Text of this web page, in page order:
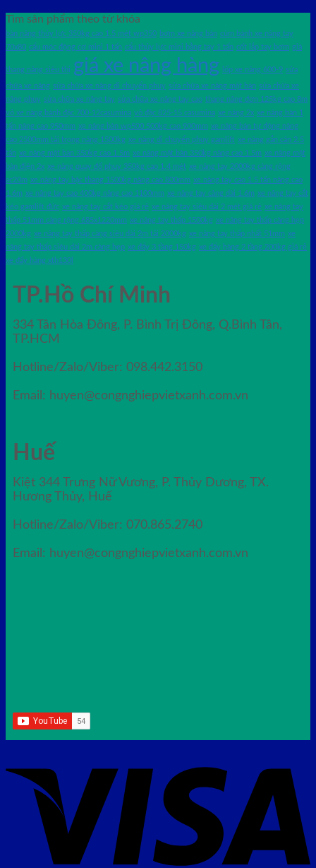
Tìm sản phẩm theo từ khóa
bàn nâng thủy lực 350kg cao 1.5 mét wp350 bơm xe nâng bàn cùm bánh xe nâng tay
70x80 cẩu móc động cơ mini 1 tấn cẩu thủy lực mini bằng tay 1 tấn cốt lắp tay bơm giá
thang nâng siêu thị giá xe nâng hàng lốp xe nâng 600-9 sửa
chữa xe nâng sửa chữa xe nâng di chuyển phuy sửa chữa xe nâng mặt bàn sửa chữa xe
nâng phuy sửa chữa xe nâng tay sửa chữa xe nâng tay cao thang nâng đơn 125kg cao 8m
vỏ xe nâng bánh đặc 700-12casumina vỏ đặc 825-15 casumina xe nâng 2x xe nâng bàn 1
tấn nâng cao 950mm xe nâng bàn wp500 500kg cao 900mm xe nâng bán tự động nâng
cao 2500mm tải trọng nâng 1500kg xe nâng di chuyển phuy gamlift xe nâng gắn cân 2.5
tấn xe nâng mặt bàn 350kg cao 1.5m xe nâng mặt bàn 350kg nâng cao 1.5m xe nâng mặt
bàn điện 2x xe nâng quay đổ phuy 350kg cao 1.4 mét xe nâng tay 2000kg càng rộng
ac20m xe nâng tay bậc thang 1500kg nâng cao 800mm xe nâng tay cao 1.5 tấn nâng cao
1.6m xe nâng tay cao 400kg nâng cao 1100mm xe nâng tay càng dài 1.6m xe nâng tay cắt
kéo gamlift đức xe nâng tay cắt kéo giá rẻ xe nâng tay siêu dài 2 mét giá rẻ xe nâng tay
thấp 51mm càng rộng 685x1220mm xe nâng tay thấp 1500kg xe nâng tay thấp càng hẹp
2000kg xe nâng tay thấp càng siêu dài 2m tải 2000kg xe nâng tay thấp nhất 51mm xe
nâng tay thấp siêu dài 2m càng hẹp xe đẩy 3 tầng 150kg xe đẩy hàng 2 tầng 200kg giá rẻ
xe đẩy hàng xth130l
TP.Hồ Chí Minh
334 Tân Hòa Đông, P. Bình Trị Đông, Q.Bình Tân,
TP.HCM
Hotline/Zalo/Viber: 098.442.3150
Email: huyen@congnghiepvietxanh.com.vn
Huế
Kiệt 344 Trưng Nữ Vương, P. Thủy Dương, TX.
Hương Thủy, Huế
Hotline/Zalo/Viber: 070.865.2740
Email: huyen@congnghiepvietxanh.com.vn